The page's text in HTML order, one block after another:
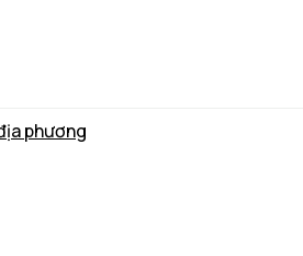
phương